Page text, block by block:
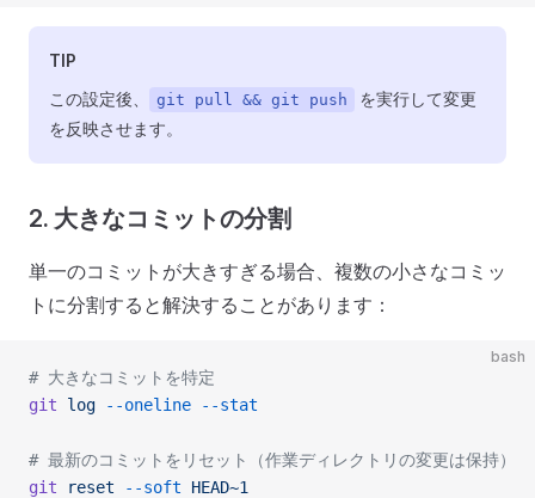
TIP
この設定後、
git pull && git push
を実行して変更
を反映させます。
2. 大きなコミットの分割
単一のコミットが大きすぎる場合、複数の小さなコミッ
トに分割すると解決することがあります：
bash
# 大きなコミットを特定
git log --oneline --stat
# 最新のコミットをリセット（作業ディレクトリの変更は保持）
git reset --soft HEAD~1